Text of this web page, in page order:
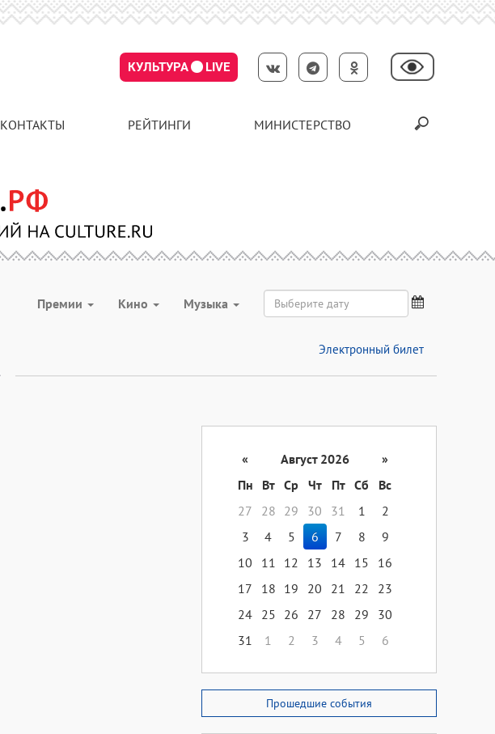
КУЛЬТУРА LIVE
КОНТАКТЫ РЕЙТИНГИ МИНИСТЕРСТВО
Премии Кино Музыка
Электронный билет
« Август 2026
»
Пн
Вт Ср Чт Пт Сб
Вс
27
28 29 30 31 1
2
3
4 5 6 7 8
9
10
11 12 13 14 15
16
17
18 19 20 21 22
23
24 25 26 27 28 29
30
31
1 2 3 4 5 6
Прошедшие события